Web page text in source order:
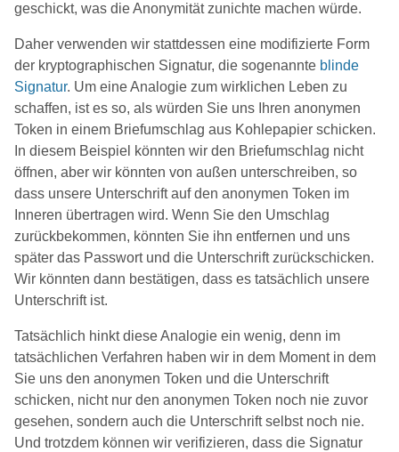
geschickt, was die Anonymität zunichte machen würde.
Daher verwenden wir stattdessen eine modifizierte Form
der kryptographischen Signatur, die sogenannte blinde
Signatur. Um eine Analogie zum wirklichen Leben zu
schaffen, ist es so, als würden Sie uns Ihren anonymen
Token in einem Briefumschlag aus Kohlepapier schicken.
In diesem Beispiel könnten wir den Briefumschlag nicht
öffnen, aber wir könnten von außen unterschreiben, so
dass unsere Unterschrift auf den anonymen Token im
Inneren übertragen wird. Wenn Sie den Umschlag
zurückbekommen, könnten Sie ihn entfernen und uns
später das Passwort und die Unterschrift zurückschicken.
Wir könnten dann bestätigen, dass es tatsächlich unsere
Unterschrift ist.
Tatsächlich hinkt diese Analogie ein wenig, denn im
tatsächlichen Verfahren haben wir in dem Moment in dem
Sie uns den anonymen Token und die Unterschrift
schicken, nicht nur den anonymen Token noch nie zuvor
gesehen, sondern auch die Unterschrift selbst noch nie.
Und trotzdem können wir verifizieren, dass die Signatur